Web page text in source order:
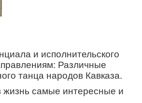
и исполнительского
Различные
танца народов Кавказа.
жизнь самые интересные и